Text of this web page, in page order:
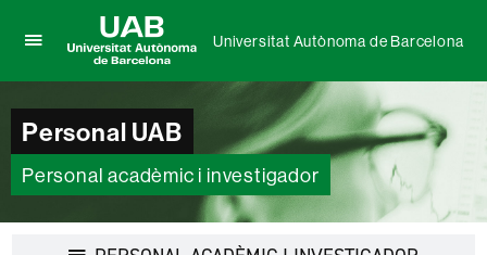
per
desplegar
el
menú
de
Universitat
Autònoma
de
Universitat Autònoma de Barcelona
Personal UAB
Personal acadèmic i investigador